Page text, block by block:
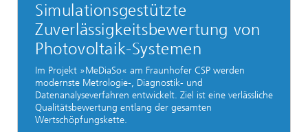
Simulationsgestützte
Zuverlässigkeitsbewertung von
Photovoltaik-Systemen
Im Projekt »MeDiaSo« am Fraunhofer CSP werden
modernste Metrologie-, Diagnostik- und
Datenanalyseverfahren entwickelt. Ziel ist eine verlässliche
Qualitätsbewertung entlang der gesamten
Wertschöpfungskette.